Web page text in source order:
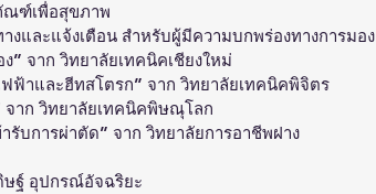
ณฑ์เพื่อสุขภาพ
และแจ้งเตือน สำหรับผู้มีความบกพร่องทางการมอง
” จาก วิทยาลัยเทคนิคเชียงใหม่
ฟ้าและฮีทสโตรก” จาก วิทยาลัยเทคนิคพิจิตร
จาก วิทยาลัยเทคนิคพิษณุโลก
บการผ่าตัด” จาก วิทยาลัยการอาชีพฝาง
ฐ์ อุปกรณ์อัจฉริยะ